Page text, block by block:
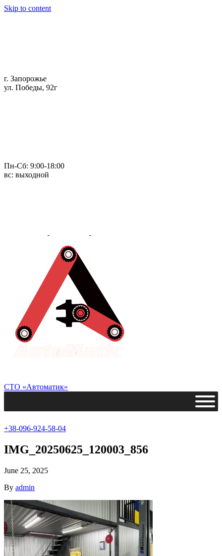
Skip to content
г. Запорожье
ул. Победы, 92г
Пн-Сб: 9:00-18:00
вс: выходной
СТО «Автоматик»
+38-096-924-58-04
IMG_20250625_120003_856
June 25, 2025
By admin